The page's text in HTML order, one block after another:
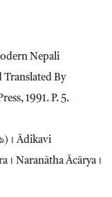
Nepali
Translated By
1991. P. 5.
Ādikavi
Naranātha Ācārya।